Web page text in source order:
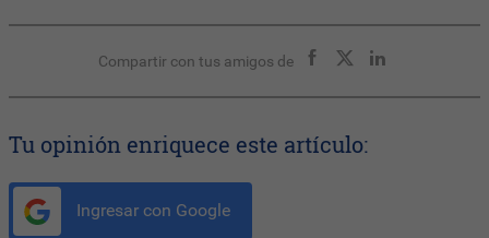
Compartir con tus amigos de
Tu opinión enriquece este artículo:
Ingresar con Google